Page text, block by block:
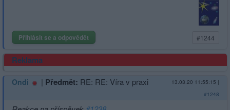
Přihlásit se a odpovědět #1244
Reklama
Ondi | Předmět: RE: RE: Víra v praxi 13.03.20 11:55:15 |
#1248